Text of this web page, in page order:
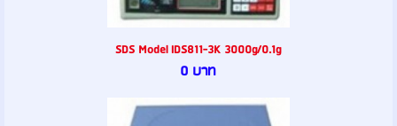
SDS Model IDS811-3K 3000g/0.1g
0 บาท